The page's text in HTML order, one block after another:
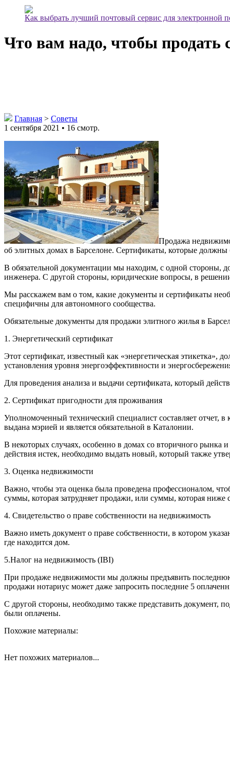
Как выбрать лучший почтовый сервис для электронной
Что вам надо, чтобы
Главная > Советы
1 сентября 2021 • 16 смотр.
Продажа
об элитных домах в Барселоне. Сертификаты, которые должны
В обязательной документации мы находим, с одной стороны,
инженера. С другой стороны, юридические вопросы, в
Мы расскажем вам о том, какие документы и сертификаты
специфичны для автономного сообщества.
Обязательные документы для продажи элитного жилья в
1. Энергетический сертификат
Этот сертификат, известный как «энергетическая этикетка»,
установления уровня энергоэффективности и
Для проведения анализа и выдачи сертификата, который
2. Сертификат пригодности для проживания
Уполномоченный технический специалист составляет
выдана мэрией и является обязательной в Каталонии.
В некоторых случаях, особенно в домах со вторичного рынка
действия истек, необходимо выдать новый, который также
3. Оценка недвижимости
Важно, чтобы эта оценка была проведена профессионалом,
суммы, которая затрудняет продажи, или суммы, которая ниже
4. Свидетельство о праве собственности на недвижимость
Важно иметь документ о праве собственности, в котором
где находится дом.
5.Налог на недвижимость (IBI)
При продаже недвижимости мы должны предъявить
продажи нотариус может даже запросить последние 5
С другой стороны, необходимо также представить
были оплачены.
Похожие материалы:
Нет похожих материалов...